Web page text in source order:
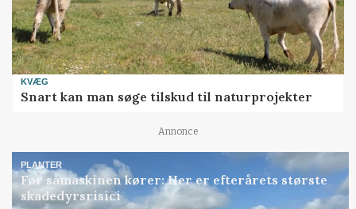
KVÆG
Snart kan man søge tilskud til naturprojekter
Annonce
PLANTER
Før såmaskinen kører: Her er efterårets største
skadedyrsrisici